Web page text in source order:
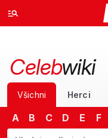
Celebwiki
Všichni Herci
A B C D E F